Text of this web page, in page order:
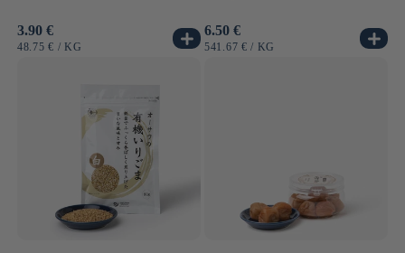
Normaler
Preis
3.90 €
GRUNDPREIS
48.75 € / PRO
KG
Normaler
Preis
6.50 €
GRUNDPREIS
541.67 € / PRO
KG